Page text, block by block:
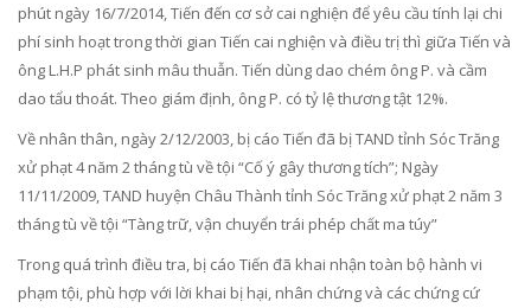
phút ngày 16/7/2014, Tiến đến cơ sở cai nghiện để yêu cầu tính lại chi
phí sinh hoạt trong thời gian Tiến cai nghiện và điều trị thì giữa Tiến và
ông L.H.P phát sinh mâu thuẫn. Tiến dùng dao chém ông P. và cầm
dao tẩu thoát. Theo giám định, ông P. có tỷ lệ thương tật 12%.
Về nhân thân, ngày 2/12/2003, bị cáo Tiến đã bị TAND tỉnh Sóc Trăng
xử phạt 4 năm 2 tháng tù về tội “Cố ý gây thương tích”; Ngày
11/11/2009, TAND huyện Châu Thành tỉnh Sóc Trăng xử phạt 2 năm 3
tháng tù về tội “Tàng trữ, vận chuyển trái phép chất ma túy”
Trong quá trình điều tra, bị cáo Tiến đã khai nhận toàn bộ hành vi
phạm tội, phù hợp với lời khai bị hại, nhân chứng và các chứng cứ